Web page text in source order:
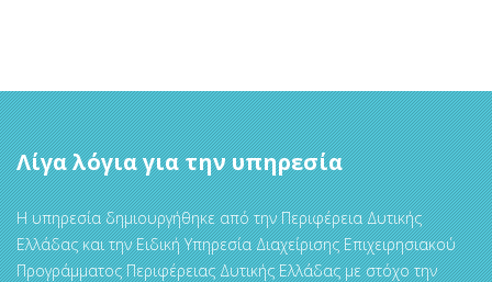
Λίγα λόγια για την υπηρεσία
Η υπηρεσία δημιουργήθηκε από την Περιφέρεια Δυτικής
Ελλάδας και την Ειδική Υπηρεσία Διαχείρισης Επιχειρησιακού
Προγράμματος Περιφέρειας Δυτικής Ελλάδας με στόχο την